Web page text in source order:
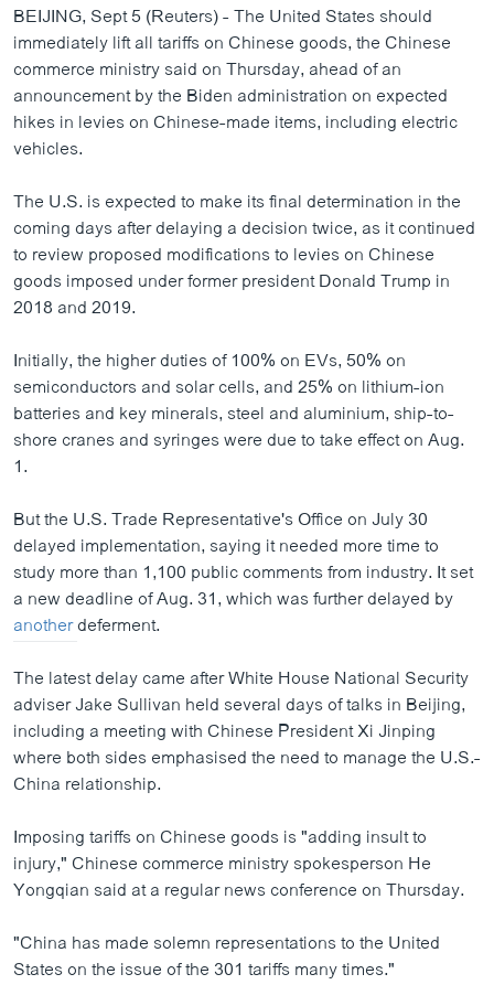
BEIJING, Sept 5 (Reuters) - The United States should
immediately lift all tariffs on Chinese goods, the Chinese
commerce ministry said on Thursday, ahead of an
announcement by the Biden administration on expected
hikes in levies on Chinese-made items, including electric
vehicles.
The U.S. is expected to make its final determination in the
coming days after delaying a decision twice, as it continued
to review proposed modifications to levies on Chinese
goods imposed under former president Donald Trump in
2018 and 2019.
Initially, the higher duties of 100% on EVs, 50% on
semiconductors and solar cells, and 25% on lithium-ion
batteries and key minerals, steel and aluminium, ship-to-
shore cranes and syringes were due to take effect on Aug.
1.
But the U.S. Trade Representative's Office on July 30
delayed implementation, saying it needed more time to
study more than 1,100 public comments from industry. It set
a new deadline of Aug. 31, which was further delayed by
anotherdeferment.
The latest delay came after White House National Security
adviser Jake Sullivan held several days of talks in Beijing,
including a meeting with Chinese President Xi Jinping
where both sides emphasised the need to manage the U.S.-
China relationship.
Imposing tariffs on Chinese goods is "adding insult to
injury," Chinese commerce ministry spokesperson He
Yongqian said at a regular news conference on Thursday.
"China has made solemn representations to the United
States on the issue of the 301 tariffs many times."